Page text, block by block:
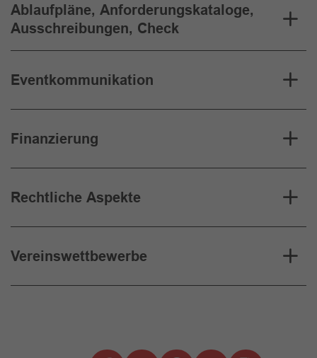
Ablaufpläne, Anforderungskataloge,
Ausschreibungen, Check
Eventkommunikation
Finanzierung
Rechtliche Aspekte
Vereinswettbewerbe